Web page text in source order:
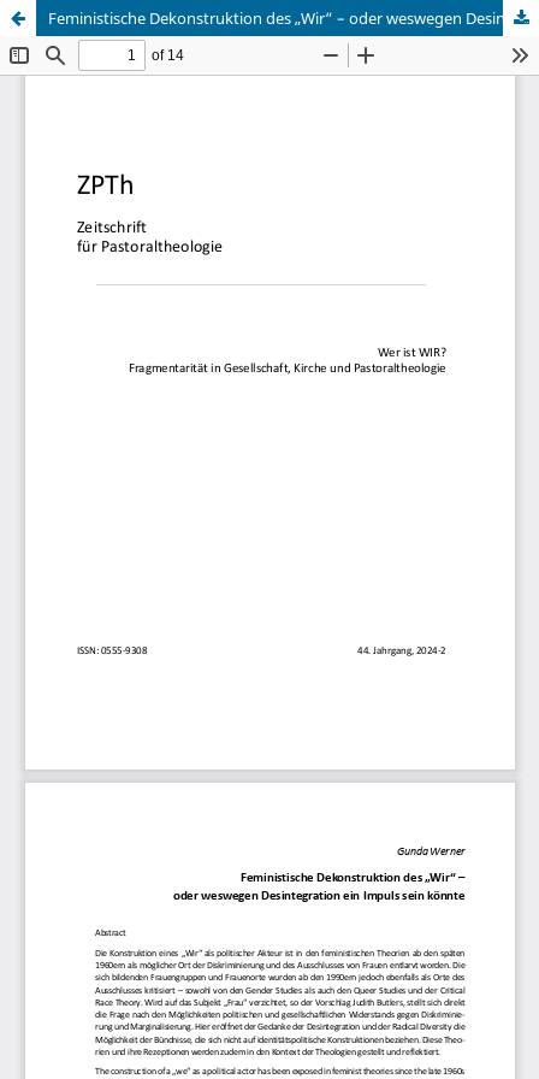
Feministische Dekonstruktion des „Wir“ – oder weswegen Desintegration ein Impuls sein könnte